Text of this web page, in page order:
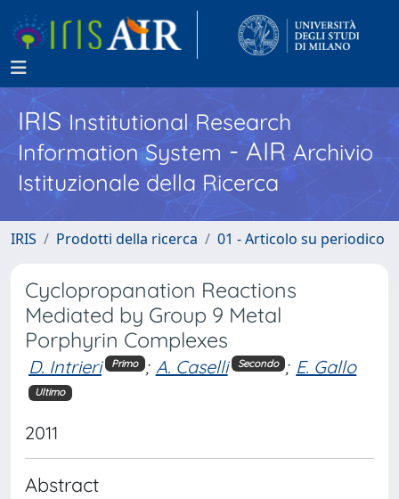
IRISInstitutional Research
Information System - AIR Archivio
Istituzionale della Ricerca
IRIS Prodotti della ricerca 01 - Articolo su periodico
Cyclopropanation Reactions
Mediated by Group 9 Metal
Porphyrin Complexes
D. Intrieri Primo ; A. Caselli Secondo ; E. Gallo
Ultimo
2011
Abstract